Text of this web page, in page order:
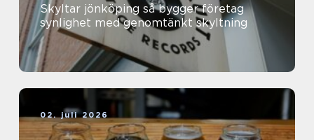
Skyltar jönköping så bygger företag
synlighet med genomtänkt skyltning
02. juli 2026